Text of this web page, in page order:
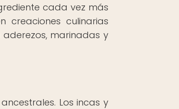
cada vez más
creaciones culinarias
marinadas y
Los incas y